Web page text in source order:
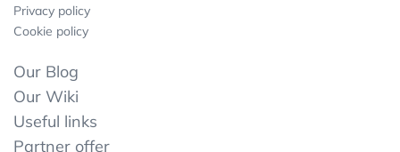
Privacy policy
Cookie policy
Our Blog
Our Wiki
Useful links
Partner offer